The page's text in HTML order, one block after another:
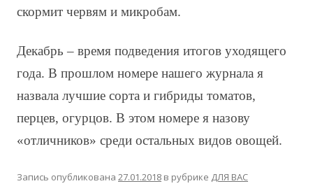
скормит червям и микробам.
Декабрь – время подведения итогов уходящего
года. В прошлом номере нашего журнала я
назвала лучшие сорта и гибриды томатов,
перцев, огурцов. В этом номере я назову
«отличников» среди остальных видов овощей.
Запись опубликована 27.01.2018 в рубрике ДЛЯ ВАС